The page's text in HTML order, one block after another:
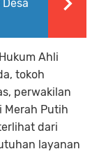
Ahli
tokoh
perwakilan
Merah Putih
dari
layanan